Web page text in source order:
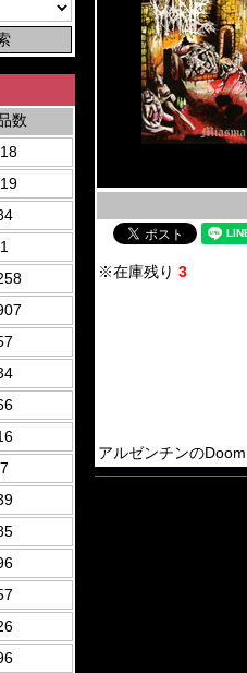
数
1
7
※在庫残り 3
アルゼンチンの